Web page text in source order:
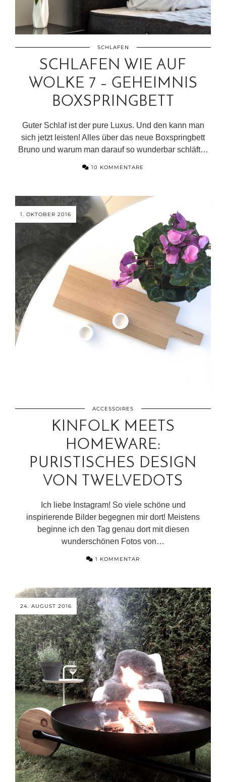
SCHLAFEN
SCHLAFEN WIE AUF
WOLKE 7 – GEHEIMNIS
BOXSPRINGBETT
Guter Schlaf ist der pure Luxus. Und den kann man
sich jetzt leisten! Alles über das neue Boxspringbett
Bruno und warum man darauf so wunderbar schläft…
10 KOMMENTARE
1. OKTOBER 2016
ACCESSOIRES
KINFOLK MEETS
HOMEWARE:
PURISTISCHES DESIGN
VON TWELVEDOTS
Ich liebe Instagram! So viele schöne und
inspirierende Bilder begegnen mir dort! Meistens
beginne ich den Tag genau dort mit diesen
wunderschönen Fotos von…
1 KOMMENTAR
24. AUGUST 2016